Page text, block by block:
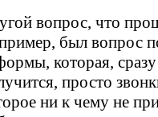
вопрос, что
был вопрос
которая,
просто
ни к чему не